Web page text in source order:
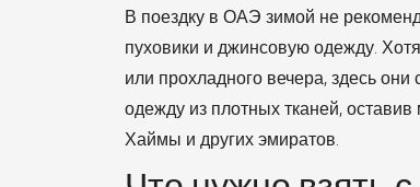
В поездку в ОАЭ зимой не
пуховики и джинсовую одежду.
или прохладного вечера, здесь
одежду из плотных тканей,
Хаймы и других эмиратов.